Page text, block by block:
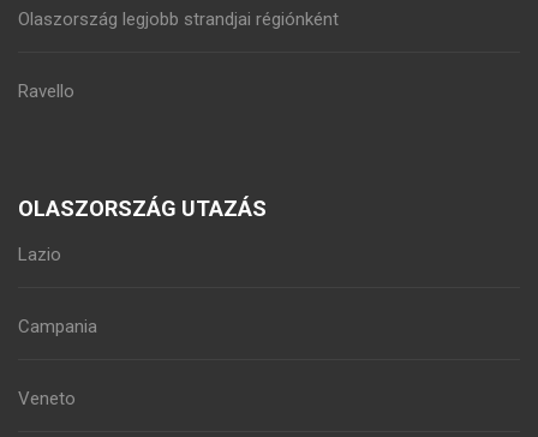
Olaszország legjobb strandjai régiónként
Ravello
OLASZORSZÁG UTAZÁS
Lazio
Campania
Veneto